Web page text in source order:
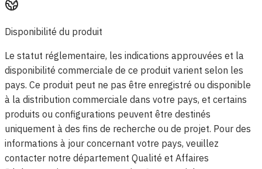
Disponibilité du produit
Le statut réglementaire, les indications approuvées et la
disponibilité commerciale de ce produit varient selon les
pays. Ce produit peut ne pas être enregistré ou disponible
à la distribution commerciale dans votre pays, et certains
produits ou configurations peuvent être destinés
uniquement à des fins de recherche ou de projet. Pour des
informations à jour concernant votre pays, veuillez
contacter notre département Qualité et Affaires